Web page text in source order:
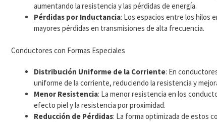
aumentando la resistencia y las pérdidas de energía.
Pérdidas por Inductancia: Los espacios entre los hilos
mayores pérdidas en transmisiones de alta frecuencia.
Conductores con Formas Especiales
Distribución Uniforme de la Corriente: En
uniforme de la corriente, reduciendo la resistencia y
Menor Resistencia: La menor resistencia en los
efecto piel y la resistencia por proximidad.
Reducción de Pérdidas: La forma optimizada de estos